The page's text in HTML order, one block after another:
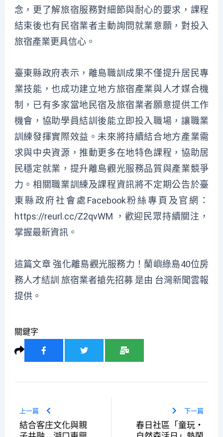
念，更了解旅宿服務對細節與耐心的要求，課程
結束後也有民宿業者主動詢問就業意願，對投入
旅宿產業更具信心。
臺東縣政府表示，離島職訓成果不僅提升居民專
業技能，也成功建立地方旅宿產業與人才媒合機
制，已有多家當地民宿及旅宿業者願意提供工作
機會，協助學員結訓後能立即投入職場，讓職業
訓練發揮實際效益。未來將持續結合地方產業需
求與中央資源，推動更多在地特色課程，協助居
民穩定就業，提升離島觀光服務品質與產業競爭
力。相關職業訓練及課程資訊將不定期公告於臺
東縣政府社會處Facebook粉絲專頁及官網：
https://reurl.cc/Z2qvWM ，歡迎民眾持續關注，
掌握最新資訊。
這篇文章 強化離島觀光服務力！蘭嶼綠島40位房
務人才結訓 旅宿業者搶先招募 是由 台灣新聞雲報
提供。
關鍵字
上一篇
結合客庄文化與親
下一篇
春日社區「童玩・